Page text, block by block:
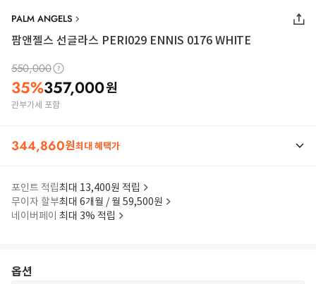
PALM ANGELS
팜앤젤스 선글라스 PERI029 ENNIS 0176 WHITE
550,000
35%357,000원
관부가세 포함
344,860원최대 혜택가
포인트 적립최대 13,400원 적립
무이자 할부최대 6개월 / 월 59,500원
네이버페이 최대 3% 적립
옵션